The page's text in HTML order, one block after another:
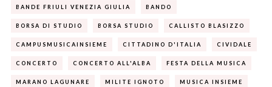
BANDE FRIULI VENEZIA GIULIA BANDO
BORSA DI STUDIO BORSA STUDIO CALLISTO BLASIZZO
CAMPUSMUSICAINSIEME CITTADINO D'ITALIA CIVIDALE
CONCERTO CONCERTO ALL'ALBA FESTA DELLA MUSICA
MARANO LAGUNARE MILITE IGNOTO MUSICA INSIEME